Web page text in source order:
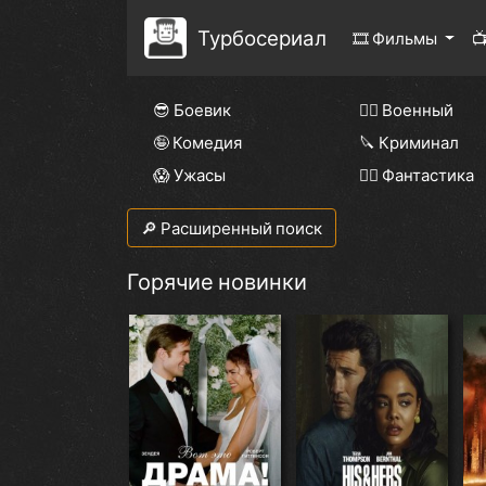
Турбосериал 🎞 Фильмы
😎 Боевик 👨‍✈️ Военный
🤪 Комедия
🔪 Криминал
😱 Ужасы
🧙‍♀️ Фантастика
🔎 Расширенный поиск
Горячие новинки